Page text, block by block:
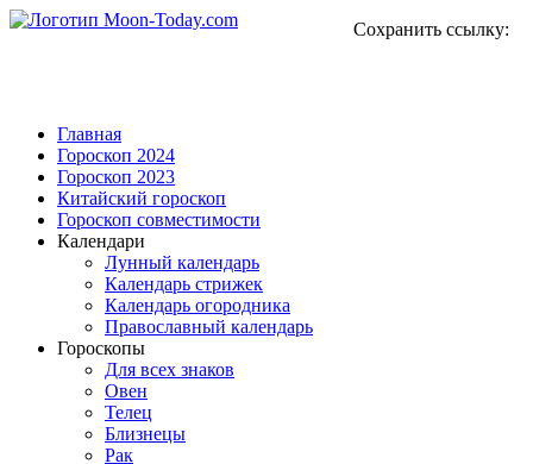
Сохранить ссылку:
Главная
Гороскоп 2024
Гороскоп 2023
Китайский гороскоп
Гороскоп совместимости
Календари
Лунный календарь
Календарь стрижек
Календарь огородника
Православный календарь
Гороскопы
Для всех знаков
Овен
Телец
Близнецы
Рак